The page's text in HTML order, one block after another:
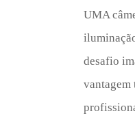
UMA
desafio
vantagem